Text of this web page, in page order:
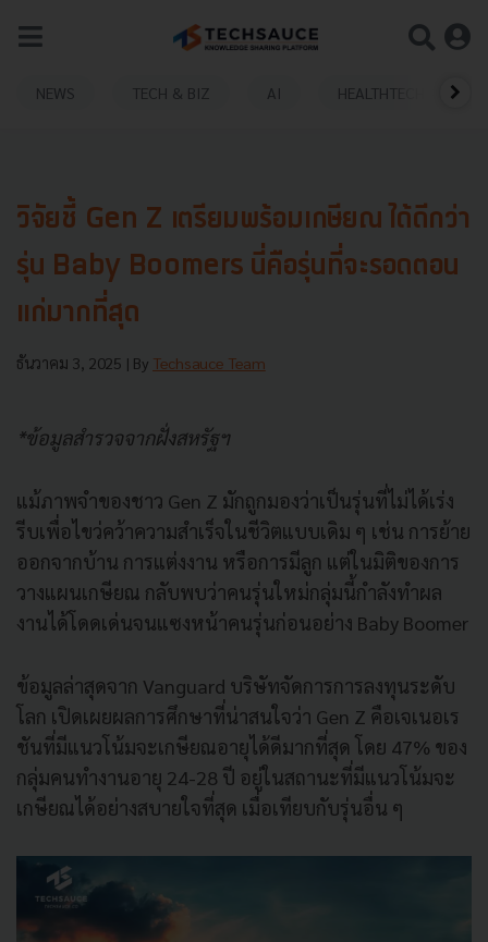
NEWS TECH & BIZ AI HEALTHTECH
วิจัยชี้ Gen Z เตรียมพร้อมเกษียณ ได้ดีกว่า
รุ่น Baby Boomers นี่คือรุ่นที่จะรอดตอน
แก่มากที่สุด
ธันวาคม 3, 2025 | By Techsauce Team
*ข้อมูลสำรวจจากฝั่งสหรัฐฯ
แม้ภาพจำของชาว Gen Z มักถูกมองว่าเป็นรุ่นที่ไม่ได้เร่ง
รีบเพื่อไขว่คว้าความสำเร็จในชีวิตแบบเดิม ๆ เช่น การย้าย
ออกจากบ้าน การแต่งงาน หรือการมีลูก แต่ในมิติของการ
วางแผนเกษียณ กลับพบว่าคนรุ่นใหม่กลุ่มนี้กำลังทำผล
งานได้โดดเด่นจนแซงหน้าคนรุ่นก่อนอย่าง Baby Boomer
ข้อมูลล่าสุดจาก Vanguard บริษัทจัดการการลงทุนระดับ
โลก เปิดเผยผลการศึกษาที่น่าสนใจว่า Gen Z คือเจเนอเร
ชันที่มีแนวโน้มจะเกษียณอายุได้ดีมากที่สุด โดย 47% ของ
กลุ่มคนทำงานอายุ 24-28 ปี อยู่ในสถานะที่มีแนวโน้มจะ
เกษียณได้อย่างสบายใจที่สุด เมื่อเทียบกับรุ่นอื่น ๆ